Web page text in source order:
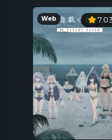
7.03
Web